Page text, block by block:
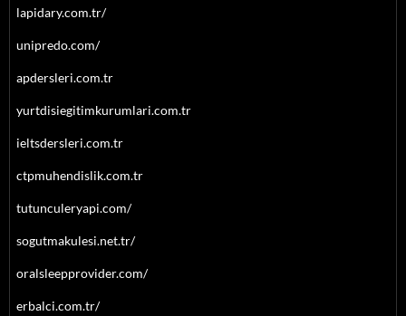
lapidary.com.tr/
unipredo.com/
apdersleri.com.tr
yurtdisiegitimkurumlari.com.tr
ieltsdersleri.com.tr
ctpmuhendislik.com.tr
tutunculeryapi.com/
sogutmakulesi.net.tr/
oralsleepprovider.com/
erbalci.com.tr/